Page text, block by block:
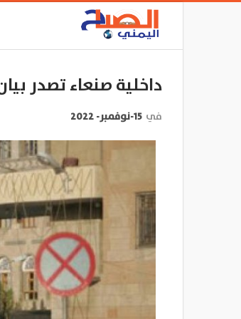
داخلية صنعاء تصدر
في 15-نوفمبر- 2022